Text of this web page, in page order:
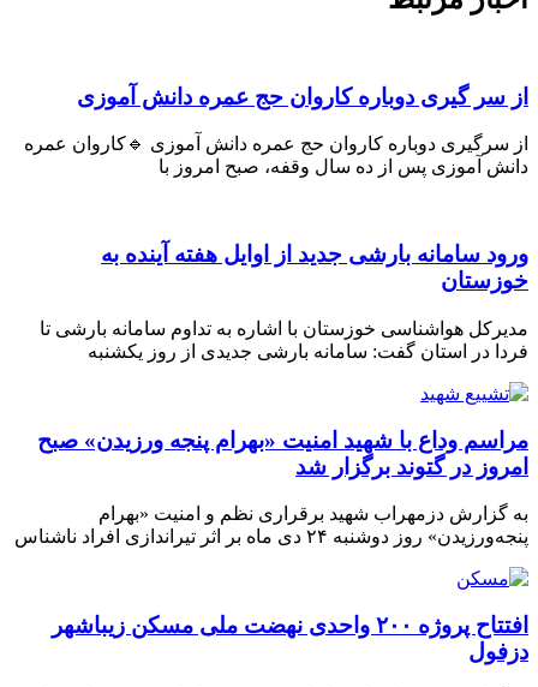
گیری دوباره کاروان حج عمره دانش آموزی
دوباره کاروان حج عمره دانش آموزی 🔹کاروان عمره
آموزی پس از ده سال وقفه، صبح امروز با
سامانه بارشی جدید از اوایل هفته آینده به
هواشناسی خوزستان با اشاره به تداوم سامانه بارشی تا
در استان گفت: سامانه بارشی جدیدی از روز یکشنبه
وداع با شهید امنیت «بهرام پنجه ورزیدن» صبح
در گتوند برگزار شد
دزمهراب شهید برقراری نظم و امنیت «بهرام
روز دوشنبه ۲۴ دی ماه بر اثر تیراندازی افراد ناشناس
افتتاح پروژه ۲۰۰ واحدی نهضت ملی مسکن زیباشهر